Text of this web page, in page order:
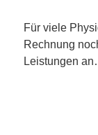
Für viele
Rechnung
Leistungen